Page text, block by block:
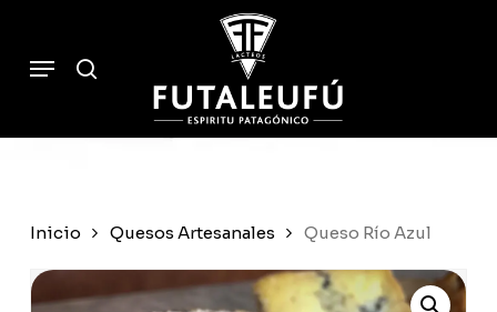
mainMenu
Inicio Quesos Artesanales Queso Río Azul